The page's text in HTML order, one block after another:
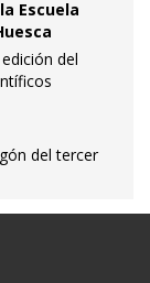
Escuela
del
del tercer